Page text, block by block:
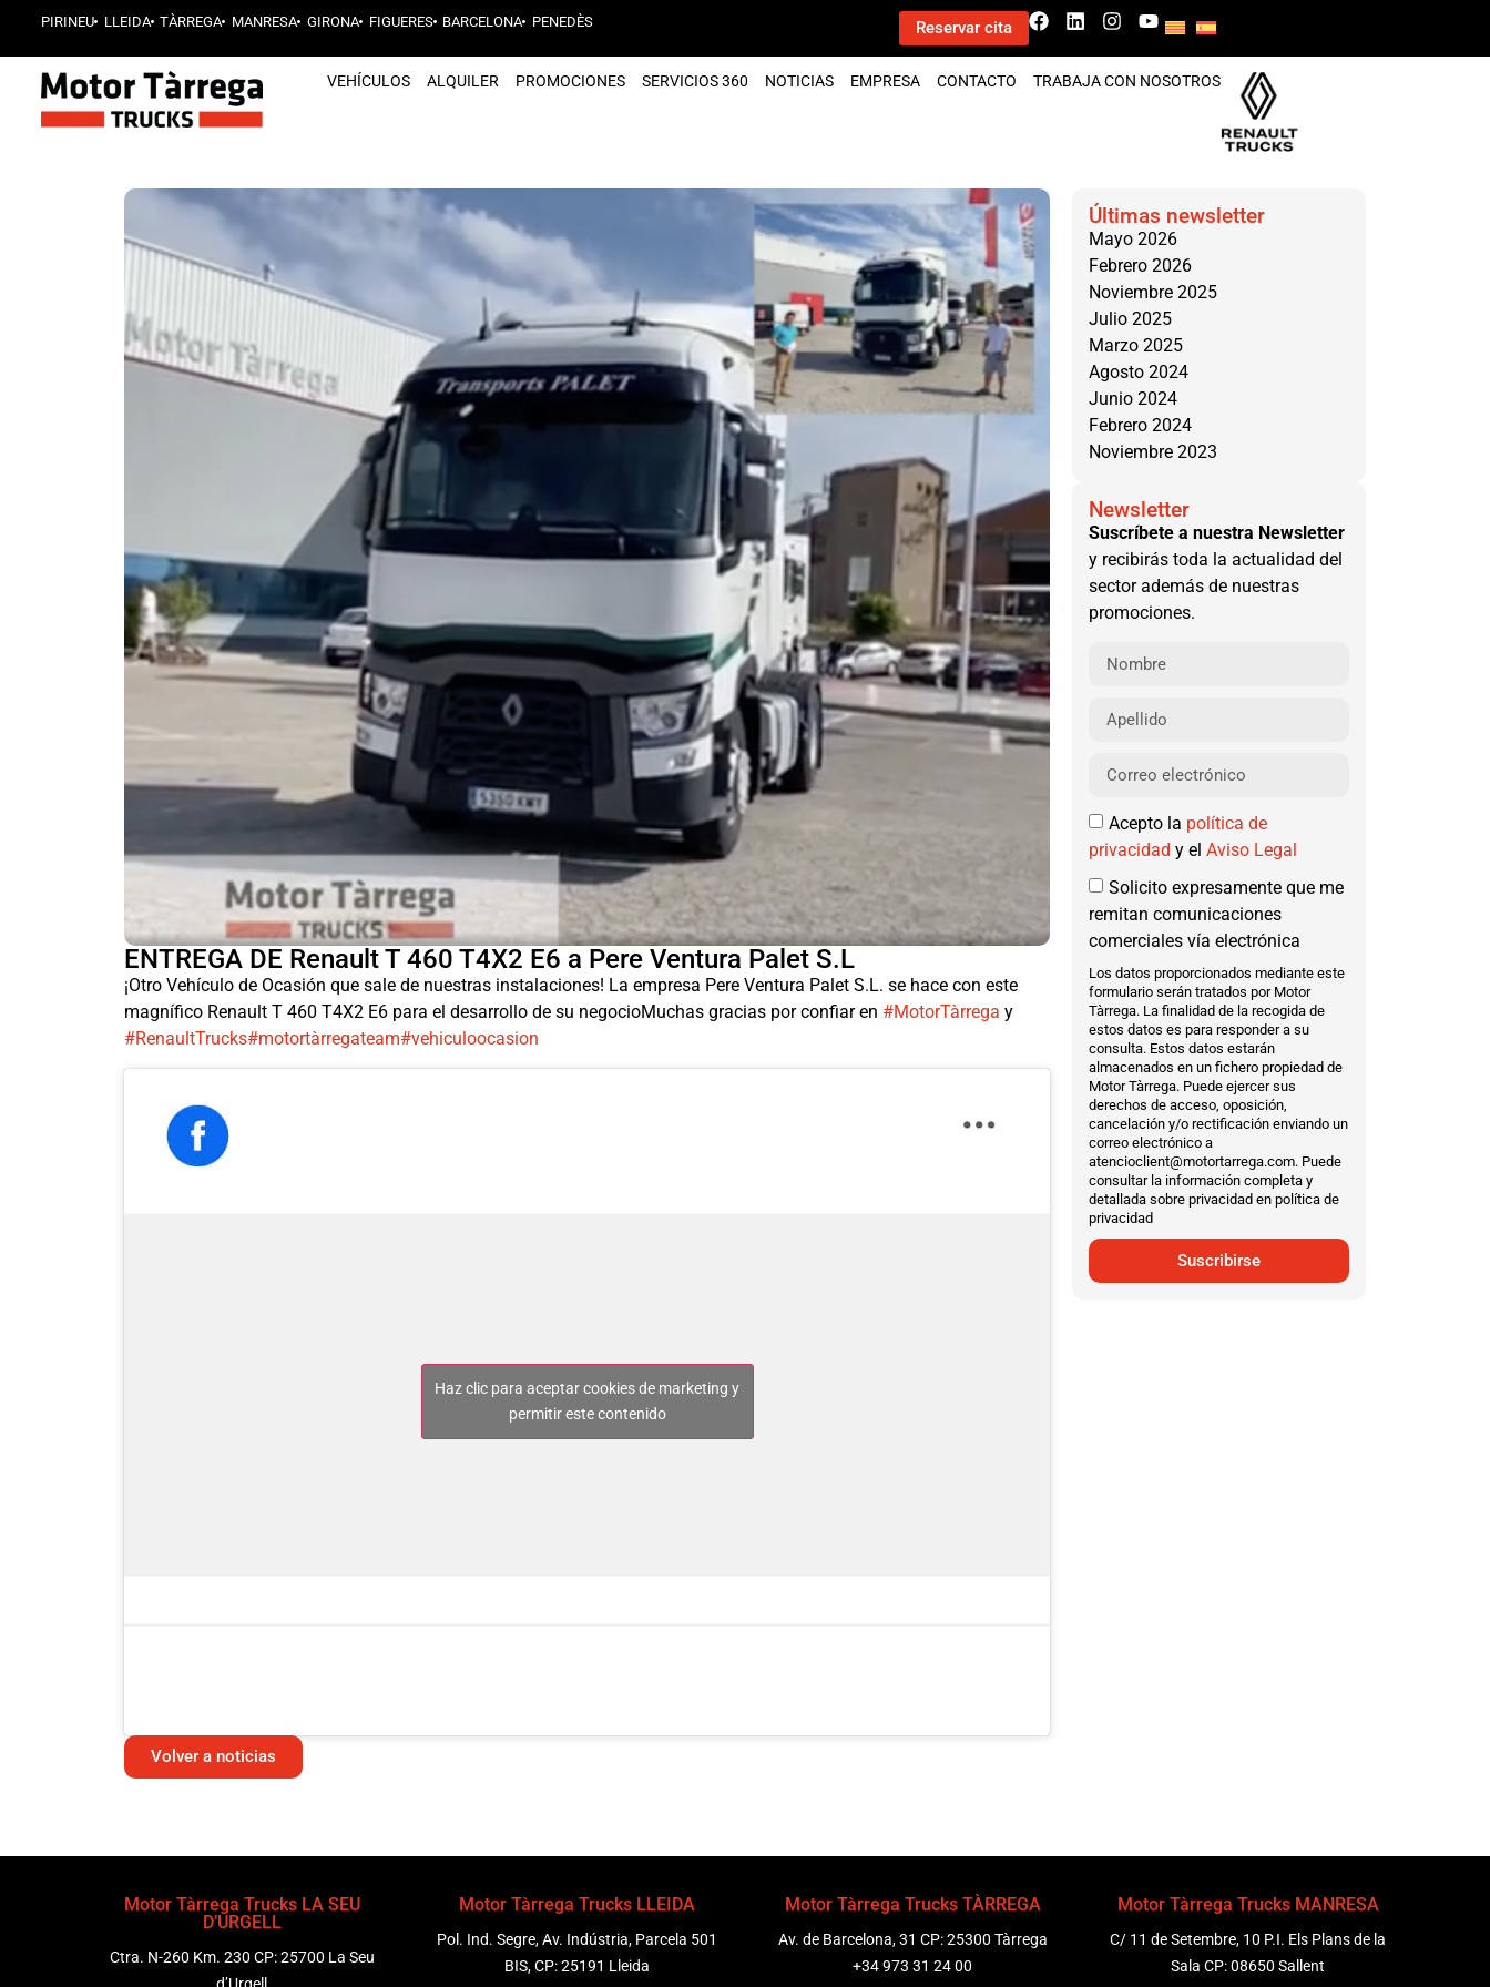
PIRINEU LLEIDA TÀRREGA MANRESA GIRONA FIGUERES BARCELONA PENEDÈS Reservar cita
VEHÍCULOS ALQUILER PROMOCIONES SERVICIOS 360 NOTICIAS EMPRESA CONTACTO TRABAJA CON NOSOTROS
ENTREGA DE Renault T 460 T4X2 E6 a Pere Ventura Palet S.L
¡Otro Vehículo de Ocasión que sale de nuestras instalaciones! La empresa Pere Ventura Palet S.L. se hace con este
magnífico Renault T 460 T4X2 E6 para el desarrollo de su negocioMuchas gracias por confiar en #MotorTàrrega y
#RenaultTrucks#motortàrregateam#vehiculoocasion
Haz clic para aceptar cookies de marketing y
permitir este contenido
Volver a noticias
Últimas newsletter
Mayo 2026
Febrero 2026
Noviembre 2025
Julio 2025
Marzo 2025
Agosto 2024
Junio 2024
Febrero 2024
Noviembre 2023
Newsletter
Suscríbete a nuestra Newsletter
y recibirás toda la actualidad del
sector además de nuestras
promociones.
Acepto la política de
privacidad y el Aviso Legal
Solicito expresamente que me
remitan comunicaciones
comerciales vía electrónica
Los datos proporcionados mediante este
formulario serán tratados por Motor
Tàrrega. La finalidad de la recogida de
estos datos es para responder a su
consulta. Estos datos estarán
almacenados en un fichero propiedad de
Motor Tàrrega. Puede ejercer sus
derechos de acceso, oposición,
cancelación y/o rectificación enviando un
correo electrónico a
atencioclient@motortarrega.com. Puede
consultar la información completa y
detallada sobre privacidad en política de
privacidad
Suscribirse
Motor Tàrrega Trucks LA SEU
D’URGELL
Ctra. N-260 Km. 230 CP: 25700 La Seu
Motor Tàrrega Trucks LLEIDA
Pol. Ind. Segre, Av. Indústria, Parcela 501
BIS, CP: 25191 Lleida
Motor Tàrrega Trucks TÀRREGA
Av. de Barcelona, 31 CP: 25300 Tàrrega
+34 973 31 24 00
Motor Tàrrega Trucks MANRESA
C/ 11 de Setembre, 10 P.I. Els Plans de la
Sala CP: 08650 Sallent